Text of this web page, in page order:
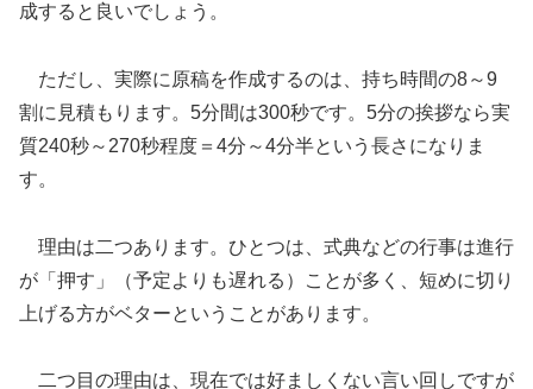
成すると良いでしょう。
ただし、実際に原稿を作成するのは、持ち時間の8～9
割に見積もります。5分間は300秒です。5分の挨拶なら実
質240秒～270秒程度＝4分～4分半という長さになりま
す。
理由は二つあります。ひとつは、式典などの行事は進行
が「押す」（予定よりも遅れる）ことが多く、短めに切り
上げる方がベターということがあります。
二つ目の理由は、現在では好ましくない言い回しですが